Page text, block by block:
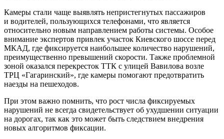
Камеры стали чаще выявлять непристегнутых пассажиров
и водителей, пользующихся телефонами, что является
относительно новым направлением работы системы. Особое
внимание экспертов привлек участок Киевского шоссе перед
МКАД, где фиксируется наибольшее количество нарушений,
преимущественно превышений скорости. Также проблемной
зоной оказался перекресток ТТК с улицей Вавилова возле
ТРЦ «Гагаринский», где камеры помогают предотвратить
наезды на пешеходов.
При этом важно помнить, что рост числа фиксируемых
нарушений не всегда свидетельствует об ухудшении ситуации
на дорогах, так как это может быть следствием внедрения
новых алгоритмов фиксации.